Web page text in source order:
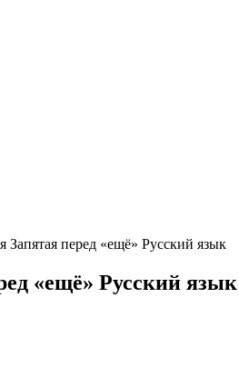
Запятая перед «ещё» Русский язык
«ещё» Русский язык